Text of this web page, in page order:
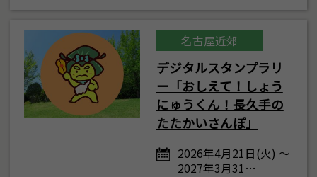
名古屋近郊
デジタルスタンプラリ
ー「おしえて！しょう
にゅうくん！長久手の
たたかいさんぽ」
2026年4月21日(火) ～
2027年3月31…